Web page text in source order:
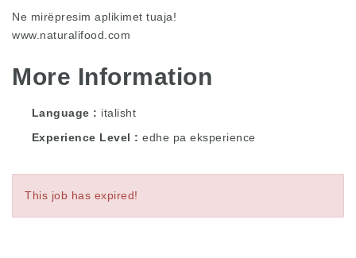
Ne mirëpresim aplikimet tuaja!
www.naturalifood.com
More Information
Language
italisht
Experience Level
edhe pa eksperience
This job has expired!